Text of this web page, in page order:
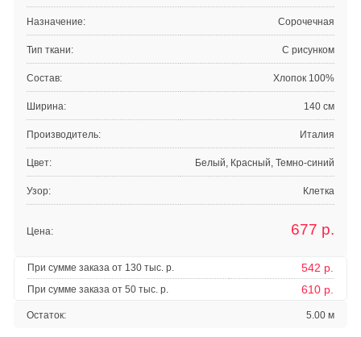
Назначение: Сорочечная
Тип ткани: С рисунком
Состав: Хлопок 100%
Ширина: 140 см
Производитель: Италия
Цвет: Белый, Красный, Темно-синий
Узор: Клетка
Цена: 677 р.
При сумме заказа от 130 тыс. р. 542 р.
При сумме заказа от 50 тыс. р. 610 р.
Остаток: 5.00 м